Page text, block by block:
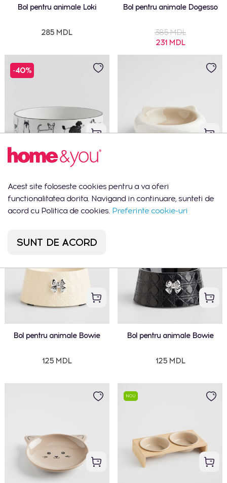
Bol pentru animale Loki
285 MDL
Bol pentru animale Dogesso
385 MDL
231 MDL
-40%
395 MDL
237 MDL
350 MDL
Bol pentru animale Bowie
125 MDL
Bol pentru animale Bowie
125 MDL
NOU
Acest site foloseste cookies pentru a va oferi
functionalitatea dorita. Navigand in continuare, sunteti de
acord cu Politica de cookies. Preferinte cookie-uri
SUNT DE ACORD